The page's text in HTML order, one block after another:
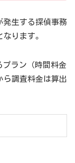
発生する探偵事務
ります。
プラン（時間料金
ら調査料金は算出